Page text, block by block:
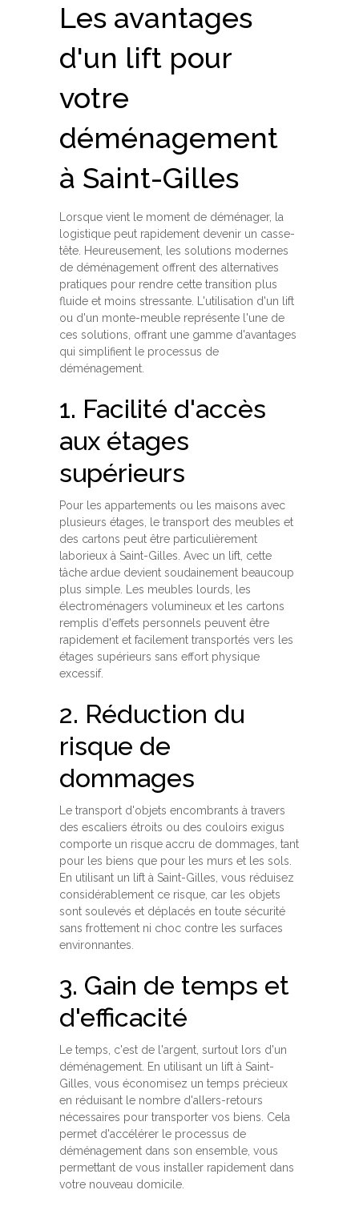
Les avantages
d'un lift pour
votre
déménagement
à Saint-Gilles
Lorsque vient le moment de déménager, la
logistique peut rapidement devenir un casse-
tête. Heureusement, les solutions modernes
de déménagement offrent des alternatives
pratiques pour rendre cette transition plus
fluide et moins stressante. L'utilisation d'un lift
ou d'un monte-meuble représente l'une de
ces solutions, offrant une gamme d'avantages
qui simplifient le processus de
déménagement.
1. Facilité d'accès
aux étages
supérieurs
Pour les appartements ou les maisons avec
plusieurs étages, le transport des meubles et
des cartons peut être particulièrement
laborieux à Saint-Gilles. Avec un lift, cette
tâche ardue devient soudainement beaucoup
plus simple. Les meubles lourds, les
électroménagers volumineux et les cartons
remplis d'effets personnels peuvent être
rapidement et facilement transportés vers les
étages supérieurs sans effort physique
excessif.
2. Réduction du
risque de
dommages
Le transport d'objets encombrants à travers
des escaliers étroits ou des couloirs exigus
comporte un risque accru de dommages, tant
pour les biens que pour les murs et les sols.
En utilisant un lift à Saint-Gilles, vous réduisez
considérablement ce risque, car les objets
sont soulevés et déplacés en toute sécurité
sans frottement ni choc contre les surfaces
environnantes.
3. Gain de temps et
d'efficacité
Le temps, c'est de l'argent, surtout lors d'un
déménagement. En utilisant un lift à Saint-
Gilles, vous économisez un temps précieux
en réduisant le nombre d'allers-retours
nécessaires pour transporter vos biens. Cela
permet d'accélérer le processus de
déménagement dans son ensemble, vous
permettant de vous installer rapidement dans
votre nouveau domicile.